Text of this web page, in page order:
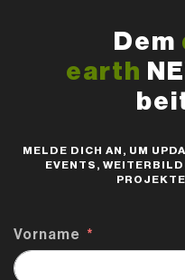
Dem
earth
MELDE DICH AN, UM
EVENTS,
Vorname